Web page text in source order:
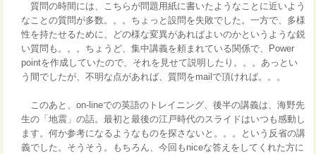
質問の時間には、こちらが問題用紙に書いたようなことに近いよう
なことの質問が多数。。。ちょっと設問を失敗でした。一方で、多様
性を持たせるために、どの様な変異があればよいのかというような鋭
い質問も。。。ちょうど、集中講義を頼まれている関係で、Power
pointを作成していたので、それを見せて説明したり。。。あっとい
う間でしたが、不明な点があれば、質問をmailで頂ければ。。。
このあと、on-lineでの英語のトレイニング、後半の講義は、海野先
生の「地震」の話。最初と最後の江戸時代のスライドはいつも感動し
ます。何か参考になるようなものを探さないと。。。という反省の講
義でした。そうそう。もちろん、今回もniceな答えをしてくれた方に